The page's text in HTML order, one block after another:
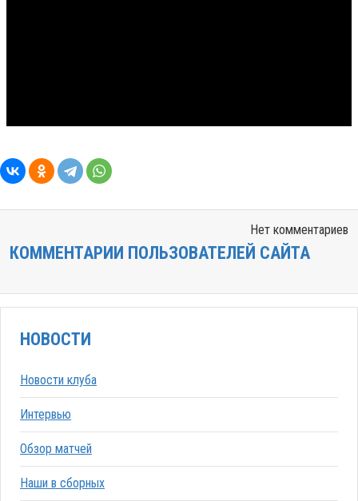
Нет комментариев
КОММЕНТАРИИ ПОЛЬЗОВАТЕЛЕЙ САЙТА
НОВОСТИ
Новости клуба
Интервью
Обзор матчей
Наши в сборных